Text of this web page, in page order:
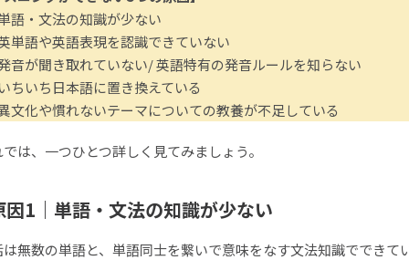
語・文法の知識が少ない
単語や英語表現を認識できていない
音が聞き取れていない/ 英語特有の発音ルールを知らない
ちいち日本語に置き換えている
文化や慣れないテーマについての教養が不足している
は、一つひとつ詳しく見てみましょう。
因1｜単語・文法の知識が少ない
無数の単語と、単語同士を繋いで意味をなす文法知識でできて